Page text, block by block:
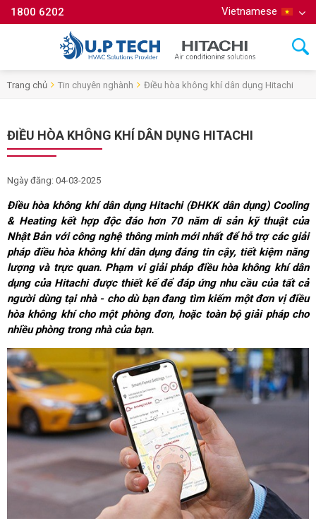
1800 6202 Vietnamese
Trang chủ Tin chuyên nghành Điều hòa không khí dân dụng Hitachi
ĐIỀU HÒA KHÔNG KHÍ DÂN DỤNG HITACHI
Ngày đăng: 04-03-2025
Điều hòa không khí dân dụng Hitachi (ĐHKK dân dụng) Cooling
& Heating kết hợp độc đáo hơn 70 năm di sản kỹ thuật của
Nhật Bản với công nghệ thông minh mới nhất để hỗ trợ các giải
pháp điều hòa không khí dân dụng đáng tin cậy, tiết kiệm năng
lượng và trực quan. Phạm vi giải pháp điều hòa không khí dân
dụng của Hitachi được thiết kế để đáp ứng nhu cầu của tất cả
người dùng tại nhà - cho dù bạn đang tìm kiếm một đơn vị điều
hòa không khí cho một phòng đơn, hoặc toàn bộ giải pháp cho
nhiều phòng trong nhà của bạn.